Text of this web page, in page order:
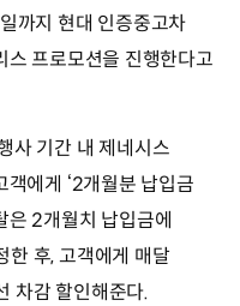
까지 현대 인증중고차
프로모션을 진행한다고
사 기간 내 제네시스
에게 ‘2개월분 납입금
은 2개월치 납입금에
한 후, 고객에게 매달
차감 할인해준다.